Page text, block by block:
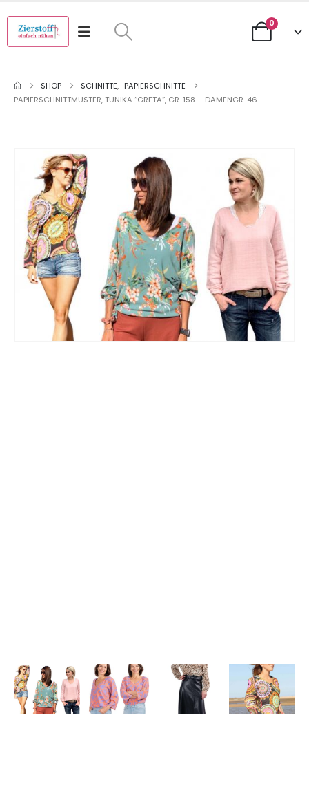
0
SHOP SCHNITTE, PAPIERSCHNITTE
PAPIERSCHNITTMUSTER, TUNIKA “GRETA”, GR. 158 – DAMENGR. 46